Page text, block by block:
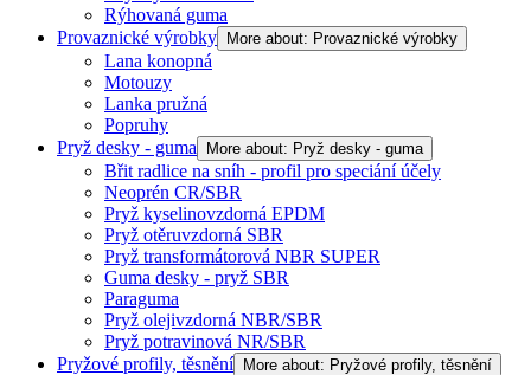
Rýhovaná guma
Provaznické výrobky More about: Provaznické výrobky
Lana konopná
Motouzy
Lanka pružná
Popruhy
Pryž desky - guma
More about: Pryž desky - guma
Břit radlice na sníh - profil pro speciání účely
Neoprén CR/SBR
Pryž kyselinovzdorná EPDM
Pryž otěruvzdorná SBR
Pryž transformátorová NBR SUPER
Guma desky - pryž SBR
Paraguma
Pryž olejivzdorná NBR/SBR
Pryž potravinová NR/SBR
Pryžové profily, těsnění More about: Pryžové profily, těsnění